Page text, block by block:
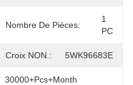
Nombre De Pièces:
1
PC
A0009059803
Croix NON.: 5WK96683E
30000+Pcs+Month